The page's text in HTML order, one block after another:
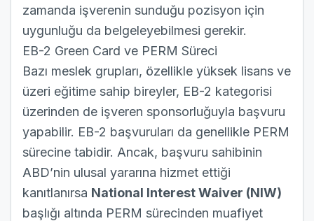
zamanda işverenin sunduğu pozisyon için
uygunluğu da belgeleyebilmesi gerekir.
EB-2 Green Card ve PERM Süreci
Bazı meslek grupları, özellikle yüksek lisans ve
üzeri eğitime sahip bireyler, EB-2 kategorisi
üzerinden de işveren sponsorluğuyla başvuru
yapabilir. EB-2 başvuruları da genellikle PERM
sürecine tabidir. Ancak, başvuru sahibinin
ABD’nin ulusal yararına hizmet ettiği
kanıtlanırsa National Interest Waiver (NIW)
başlığı altında PERM sürecinden muafiyet